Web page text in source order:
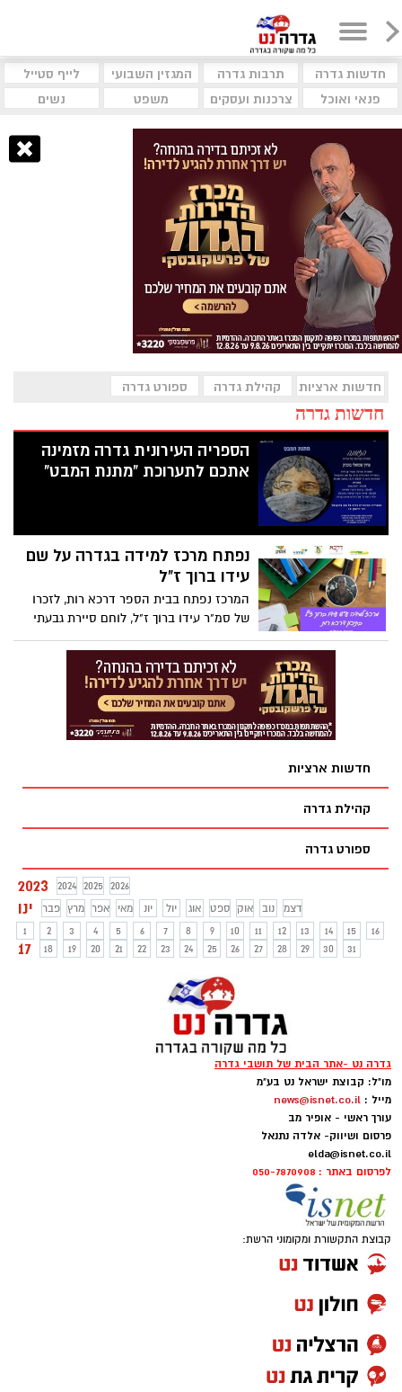
חדשות גדרה תרבות גדרה המגזין השבועי
לייף סטייל
פנאי ואוכל
צרכנות ועסקים משפט נשים
חדשות ארציות קהילת גדרה ספורט גדרה
חדשות גדרה
הספריה העירונית גדרה מזמינה
אתכם לתערוכת "מתנת המבט"
נפתח מרכז למידה בגדרה על שם
עידו ברוך ז"ל
המרכז נפתח בבית הספר דרכא רות, לזכרו
של סמ"ר עידו ברוך ז"ל, לוחם סיירת גבעתי
שנפל בעת מילוי תפקידו
חדשות ארציות
קהילת גדרה
ספורט גדרה
2023 2024 2025 2026
ינו פבר מרץ אפר מאי יונ יול אוג ספט אוק נוב
דצמ
1
2 3 4 5 6 7 8 9 10 11 12 13 14 15 16
17 18 19 20 21 22 23 24 25 26 27 28 29 30 31
גדרה נט -אתר הבית של תושבי גדרה
מו"ל: קבוצת ישראל נט בע"מ
מייל : news@isnet.co.il
עורך ראשי - אופיר מב
פרסום ושיווק- אלדה נתנאל
elda@isnet.co.il
לפרסום באתר : 050-7870908
קבוצת התקשורת ומקומוני הרשת: